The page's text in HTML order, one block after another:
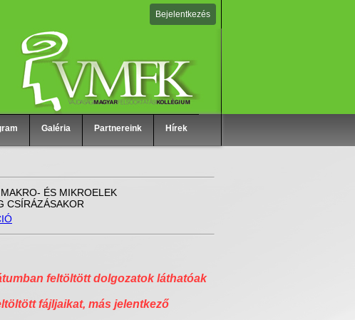
Bejelentkezés
Galéria Partnereink Hírek
ÉS MIKROELEK
CSÍRÁZÁSAKOR
feltöltött dolgozatok láthatóak
fájljaikat, más jelentkező